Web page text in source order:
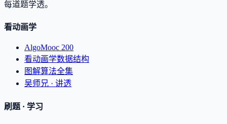
每道题学透。
看动画学
AlgoMooc 200
看动画学数据结构
图解算法全集
吴师兄 · 讲透
刷题 · 学习